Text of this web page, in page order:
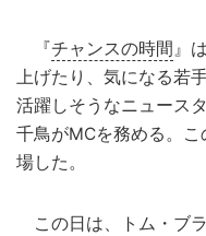
『チャンスの時間 』
上げたり、気になる若
活躍しそうなニュース
千鳥がMCを務める。
場した。
この日は、トム・ブ